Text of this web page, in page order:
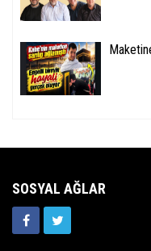
SOSYAL AĞLAR